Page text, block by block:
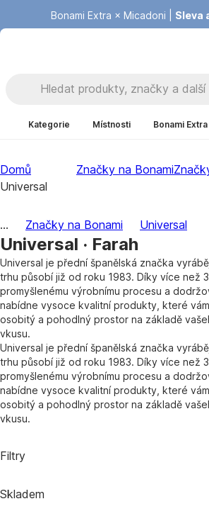
Bonami Extra × Micadoni | Sleva
Summer Sale | Ušetřete až 40
Kategorie Místnosti Bonami Extra
Domů Značky na Bonami
Universal
... Značky na Bonami Universal
Universal · Farah
Universal je přední španělská značka
trhu působí již od roku 1983. Díky více než
promyšlenému výrobnímu procesu a
nabídne vysoce kvalitní produkty, které
osobitý a pohodlný prostor na základě
vkusu.
Universal je přední španělská značka
trhu působí již od roku 1983. Díky více než
promyšlenému výrobnímu procesu a
nabídne vysoce kvalitní produkty, které
osobitý a pohodlný prostor na základě
vkusu.
Filtry
Skladem